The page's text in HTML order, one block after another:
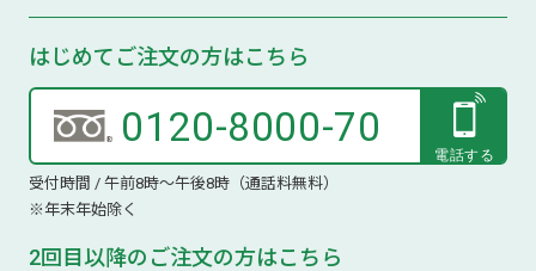
はじめてご注文の方はこちら
0120-8000-70
受付時間 / 午前8時～午後8時（通話料無料）
※年末年始除く
2回目以降のご注文の方はこちら